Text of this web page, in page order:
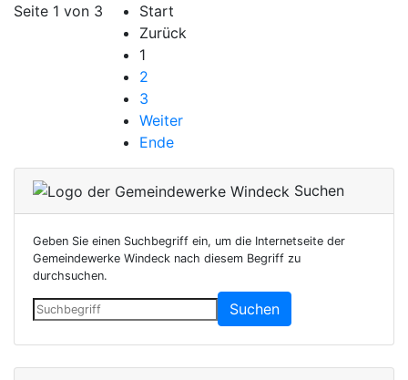
Seite 1 von 3
Start
Zurück
1
2
3
Weiter
Ende
Suchen
Geben Sie einen Suchbegriff ein, um die Internetseite der
Gemeindewerke Windeck nach diesem Begriff zu
durchsuchen.
Suchen